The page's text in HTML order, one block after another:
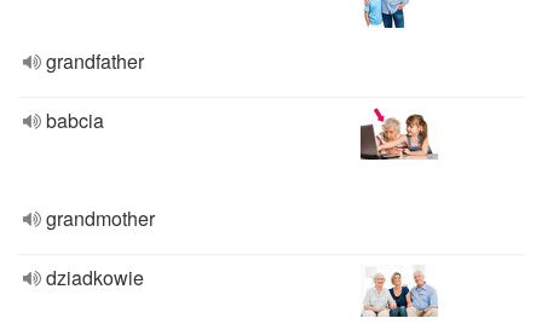
grandfather
babcia
grandmother
dziadkowie